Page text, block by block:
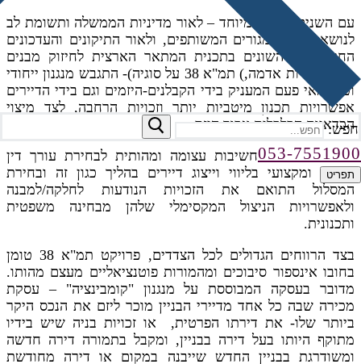
חפש:
053-7551900
תפריט
עם השנים וכיום במיוחד – לאור מדיניות הממשלה ותשומת לב
לנושא בנייני המגורים המשותפים, ולאור התיקונים והעדכונים
החקיקתיים השונים בתכנית המתאר הארצית לחיזוק מבנים
מפני רעידות אדמה,) תמ"א 38 על סוגיה)- התגבש מנגנון ייחודי
וטוב מאי פעם המעניק בידי הקבלנים-היזמים וגם בידי הדיירים
אפשרויות תכנון מיטביות יותר וזכויות הרחבה, לצד מיצוי
הכדאיות הכלכלית עבור היזם.
לפיכך – נודעת חשיבות עצומה ומהותית לבחירת עורך דין
מנוסה ומקצועי בליווי וייצוג דיירים בהליך כגון זה ובחירת
המסלול התואם את הזכויות הנודעות לחלקה/למבנה
ולאפשרויות הניצול המקסימלי שלהן מבחינה משפטית
ותכנונית.
בצד הרווחים הגדולים לכל הצדדים, פרויקט תמ"א 38 טומן
בחובו אינספור סיבוכים ומהמורות פוטנציאליים מעצם מהותו.
מדובר בעסקה המבוססת על מנגנון "קומבינציה" – עסקת
מכירה שבה כל אחד מדיירי הבניין מוכר ליזם את הנכס היקר
ביותר שלו- את דירתו הפרטית, או זכויות בניה שיש בידיו
מתוקף היותו בעל דירה בבניין, ומקבל בתמורה דירה חדשה
ומשודרגת בבניין החדש שייבנה במקום או דירה מחודשת